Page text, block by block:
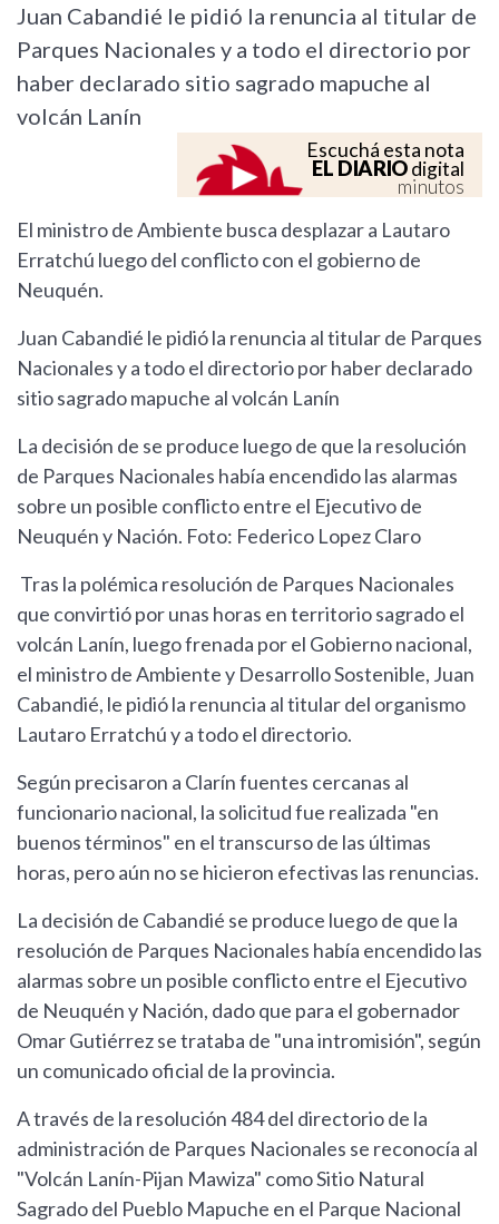
Juan Cabandié le pidió la renuncia al titular de
Parques Nacionales y a todo el directorio por
haber declarado sitio sagrado mapuche al
volcán Lanín
Escuchá esta nota
EL DIARIOdigital
minutos
El ministro de Ambiente busca desplazar a Lautaro
Erratchú luego del conflicto con el gobierno de
Neuquén.
Juan Cabandié le pidió la renuncia al titular de Parques
Nacionales y a todo el directorio por haber declarado
sitio sagrado mapuche al volcán Lanín
La decisión de se produce luego de que la resolución
de Parques Nacionales había encendido las alarmas
sobre un posible conflicto entre el Ejecutivo de
Neuquén y Nación. Foto: Federico Lopez Claro
Tras la polémica resolución de Parques Nacionales
que convirtió por unas horas en territorio sagrado el
volcán Lanín, luego frenada por el Gobierno nacional,
el ministro de Ambiente y Desarrollo Sostenible, Juan
Cabandié, le pidió la renuncia al titular del organismo
Lautaro Erratchú y a todo el directorio.
Según precisaron a Clarín fuentes cercanas al
funcionario nacional, la solicitud fue realizada "en
buenos términos" en el transcurso de las últimas
horas, pero aún no se hicieron efectivas las renuncias.
La decisión de Cabandié se produce luego de que la
resolución de Parques Nacionales había encendido las
alarmas sobre un posible conflicto entre el Ejecutivo
de Neuquén y Nación, dado que para el gobernador
Omar Gutiérrez se trataba de "una intromisión", según
un comunicado oficial de la provincia.
A través de la resolución 484 del directorio de la
administración de Parques Nacionales se reconocía al
"Volcán Lanín-Pijan Mawiza" como Sitio Natural
Sagrado del Pueblo Mapuche en el Parque Nacional